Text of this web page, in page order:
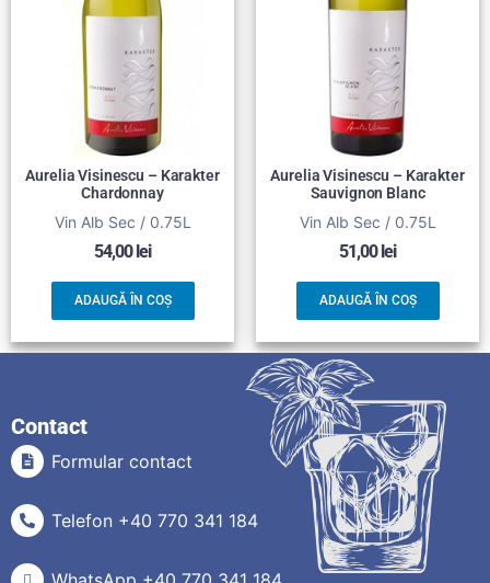
Aurelia Visinescu – Karakter
Chardonnay
Vin Alb Sec / 0.75L
54,00 lei
ADAUGĂ ÎN COȘ
Aurelia Visinescu – Karakter
Sauvignon Blanc
Vin Alb Sec / 0.75L
51,00 lei
ADAUGĂ ÎN COȘ
Contact
Formular contact
Telefon +40 770 341 184